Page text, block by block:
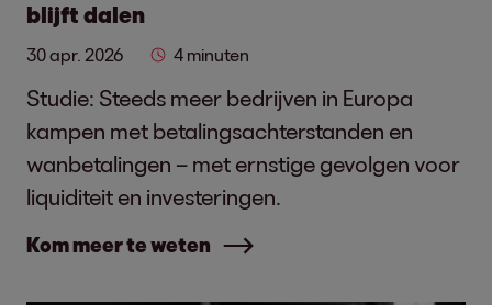
blijft dalen
30 apr. 2026 4 minuten
Studie: Steeds meer bedrijven in Europa
kampen met betalingsachterstanden en
wanbetalingen – met ernstige gevolgen voor
liquiditeit en investeringen.
Kom meer te weten